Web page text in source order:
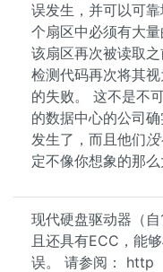
误发生，并可以可
个扇区中必须有大
该扇区再次被读取
检测代码再次将其
的失败。 这不是不
的数据中心的公司
发生了，而且他们
定不像你想象的那么
现代硬盘驱动器（
且还具有ECC，能
误。 请参阅： http